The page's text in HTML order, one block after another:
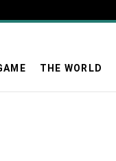
THE WORLD